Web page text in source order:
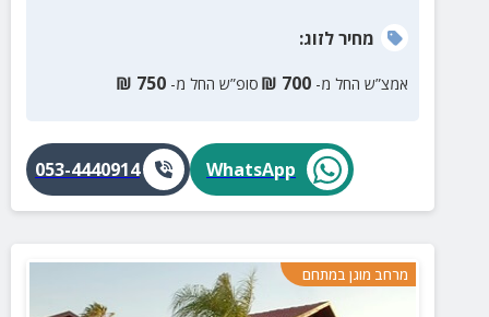
מחירלזוג:
אמצ”ש החל מ- 700
₪ סופ”ש החל מ- 750
₪
WhatsApp
053-4440914
מרחב מוגן במתחם